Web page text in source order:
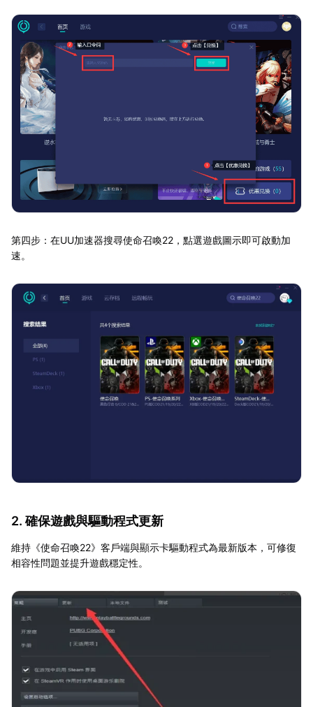
第四步：在UU加速器搜尋使命召喚22，點選遊戲圖示即可啟動加
速。
2. 確保遊戲與驅動程式更新
維持《使命召喚22》客戶端與顯示卡驅動程式為最新版本，可修復
相容性問題並提升遊戲穩定性。